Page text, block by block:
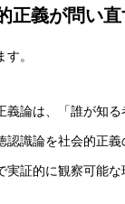
義が問い直
。
義論は、「誰が知
認識論を社会的正
実証的に観察可能